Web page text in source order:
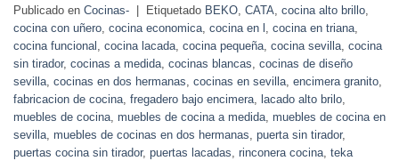
Publicado en Cocinas- Etiquetado BEKO, CATA, cocina alto brillo,
cocina con uñero, cocina economica, cocina en l , cocina en triana,
cocina funcional , cocina lacada, cocina pequeña, cocina sevilla, cocina
sin tirador, cocinas a medida, cocinas blancas, cocinas de diseño
sevilla, cocinas en dos hermanas, cocinas en sevilla, encimera granito,
fabricacion de cocina, fregadero bajo encimera, lacado alto brilo,
muebles de cocina, muebles de cocina a medida, muebles de cocina en
sevilla, muebles de cocinas en dos hermanas, puerta sin tirador,
puertas cocina sin tirador, puertas lacadas, rinconera cocina, teka